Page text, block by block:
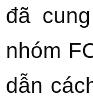
đã
nhóm
dẫn